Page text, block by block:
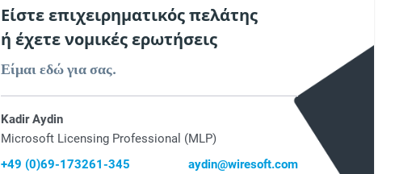
Είστε επιχειρηματικός πελάτης
ή έχετε νομικές ερωτήσεις
Είμαι εδώ για σας.
Kadir Aydin
Microsoft Licensing Professional (MLP)
+49 (0)69-173261-345
aydin@wiresoft.com